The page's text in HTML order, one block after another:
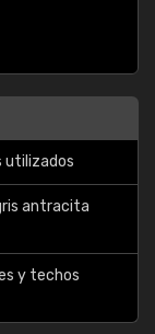
utilizados
antracita
y techos